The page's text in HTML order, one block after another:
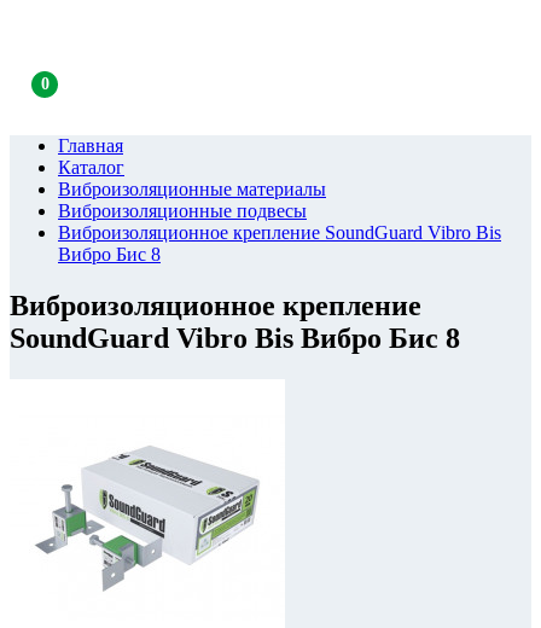
0
Главная
Каталог
Виброизоляционные материалы
Виброизоляционные подвесы
Виброизоляционное крепление SoundGuard Vibro Bis
Вибро Бис 8
Виброизоляционное крепление
SoundGuard Vibro Bis Вибро Бис 8